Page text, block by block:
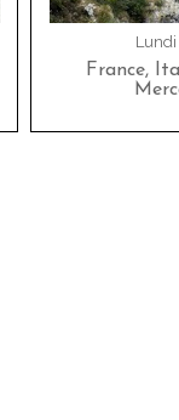
France,